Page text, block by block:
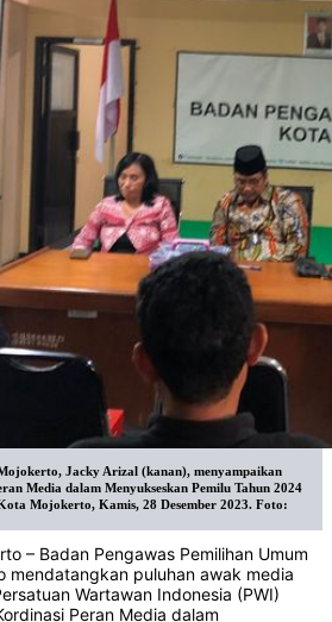
Jacky Arizal (kanan), menyampaikan
Media dalam Menyukseskan Pemilu Tahun 2024
Mojokerto, Kamis, 28 Desember 2023. Foto:
– Badan Pengawas Pemilihan Umum
mendatangkan puluhan awak media
Wartawan Indonesia (PWI)
Peran Media dalam